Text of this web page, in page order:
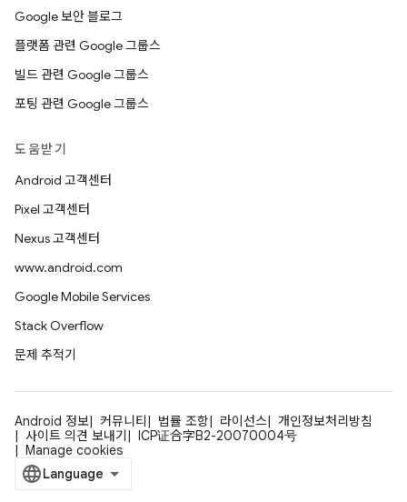
Google 보안 블로그
플랫폼 관련 Google 그룹스
빌드 관련 Google 그룹스
포팅 관련 Google 그룹스
도움받기
Android 고객센터
Pixel 고객센터
Nexus 고객센터
www.android.com
Google Mobile Services
Stack Overflow
문제 추적기
Android 정보 커뮤니티 법률 조항 라이선스
개인정보처리방침
사이트 의견 보내기
ICP证合字B2-20070004号
Manage cookies